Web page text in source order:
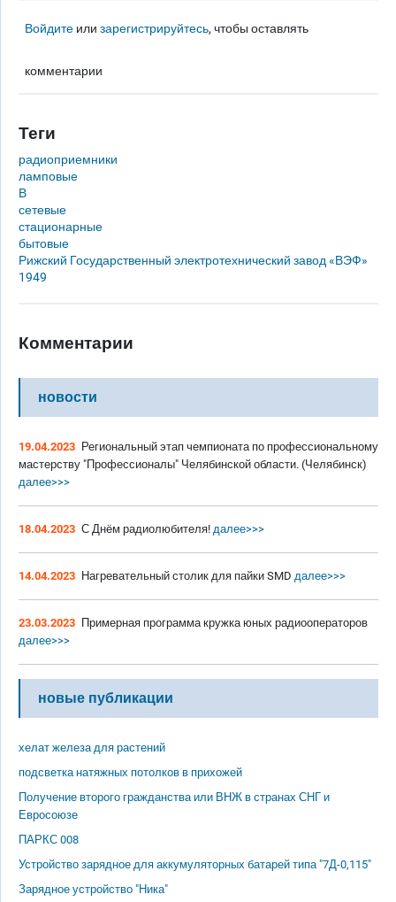
Войдите илизарегистрируйтесь, чтобы оставлять
комментарии
Теги
радиоприемники
ламповые
В
сетевые
стационарные
бытовые
Рижский Государственный электротехнический завод «ВЭФ»
1949
Комментарии
новости
19.04.2023 Региональный этап чемпионата по профессиональному
мастерству "Профессионалы" Челябинской области. (Челябинск)
далее>>>
18.04.2023 С Днём радиолюбителя! далее>>>
14.04.2023 Нагревательный столик для пайки SMD далее>>>
23.03.2023 Примерная программа кружка юных радиооператоров
далее>>>
новые публикации
хелат железа для растений
подсветка натяжных потолков в прихожей
Получение второго гражданства или ВНЖ в странах СНГ и
Евросоюзе
ПАРКС 008
Устройство зарядное для аккумуляторных батарей типа "7Д-0,115"
Зарядное устройство "Ника"